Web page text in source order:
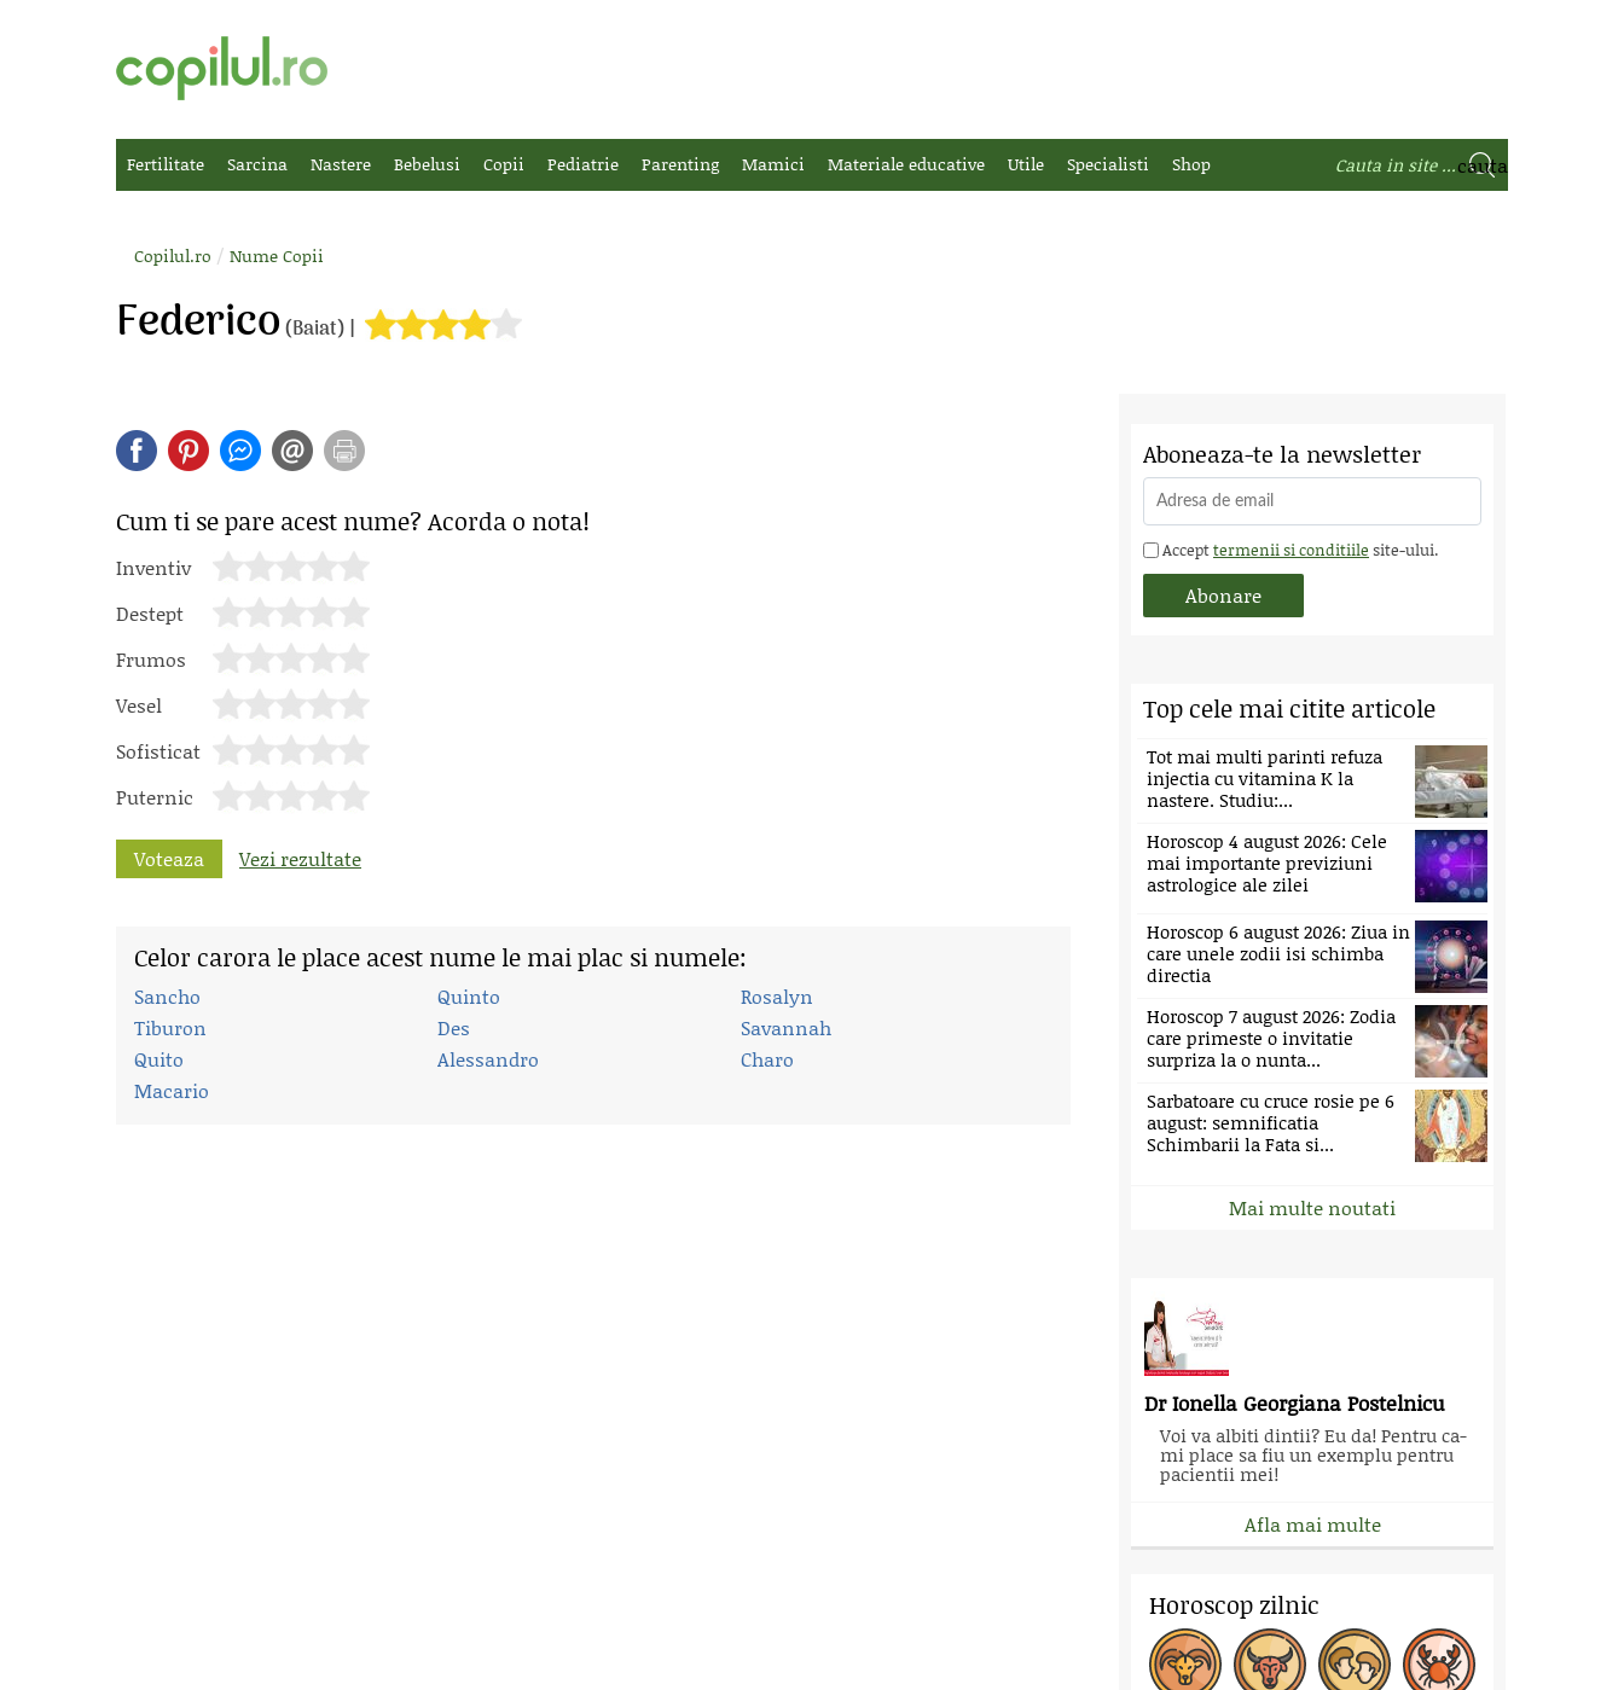
Fertilitate Sarcina Nastere Bebelusi Copii Pediatrie Parenting Mamici Materiale educative Utile Specialisti Shop
Copilul.ro / Nume Copii
Federico(Baiat) |
Cum ti se pare acest nume? Acorda o nota!
Inventiv
Destept
Frumos
Vesel
Sofisticat
Puternic
Voteaza Vezi rezultate
Celor carora le place acest nume le mai plac si numele:
Sancho Quinto
Rosalyn
Tiburon
Des
Savannah
Quito
Alessandro
Charo
Macario
Aboneaza-te la newsletter
Accepttermenii si conditiile site-ului.
Top cele mai citite articole
Tot mai multi parinti refuza
injectia cu vitamina K la
nastere. Studiu:...
Horoscop 4 august 2026: Cele
mai importante previziuni
astrologice ale zilei
Horoscop 6 august 2026: Ziua in
care unele zodii isi schimba
directia
Horoscop 7 august 2026: Zodia
care primeste o invitatie
surpriza la o nunta...
Sarbatoare cu cruce rosie pe 6
august: semnificatia
Schimbarii la Fata si...
Mai multe noutati
Dr Ionella Georgiana Postelnicu
Voi va albiti dintii? Eu da! Pentru ca-
mi place sa fiu un exemplu pentru
pacientii mei!
Afla mai multe
Horoscop zilnic